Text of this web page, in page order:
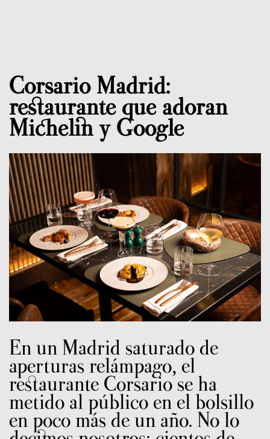
Corsario Madrid:
restaurante que adoran
Michelin y Google
En un Madrid saturado de
aperturas relámpago, el
restaurante Corsario se ha
metido al público en el bolsillo
en poco más de un año. No lo